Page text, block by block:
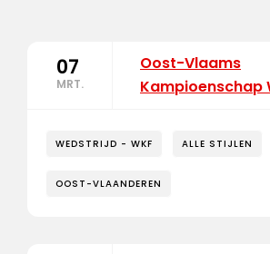
07
MRT.
Oost-Vlaams
Kampioenschap
WEDSTRIJD - WKF ALLE STIJLEN
OOST-VLAANDEREN